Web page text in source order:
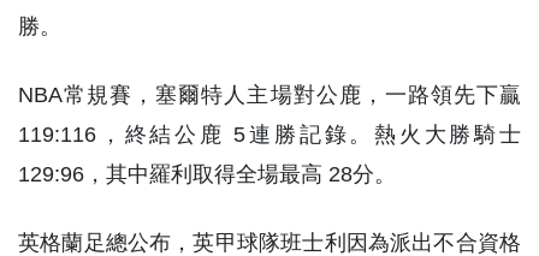
勝。
NBA常規賽，塞爾特人主場對公鹿，一路領先下贏
119:116，終結公鹿 5連勝記錄。熱火大勝騎士
129:96，其中羅利取得全場最高 28分。
英格蘭足總公布，英甲球隊班士利因為派出不合資格